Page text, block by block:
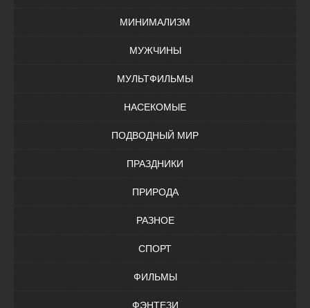
МИНИМАЛИЗМ
МУЖЧИНЫ
МУЛЬТФИЛЬМЫ
НАСЕКОМЫЕ
ПОДВОДНЫЙ МИР
ПРАЗДНИКИ
ПРИРОДА
РАЗНОЕ
СПОРТ
ФИЛЬМЫ
ФЭНТЕЗИ